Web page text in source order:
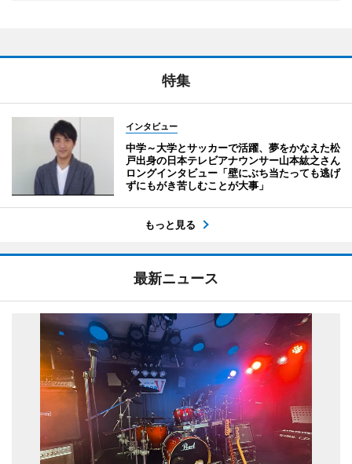
特集
インタビュー
中学～大学とサッカーで活躍、夢をかなえた松
戸出身の日本テレビアナウンサー山本紘之さん
ロングインタビュー「壁にぶち当たっても逃げ
ずにもがき苦しむことが大事」
もっと見る
最新ニュース